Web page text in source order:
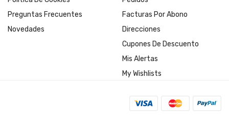
Preguntas Frecuentes
Novedades
Facturas Por Abono
Direcciones
Cupones De Descuento
Mis Alertas
My Wishlists